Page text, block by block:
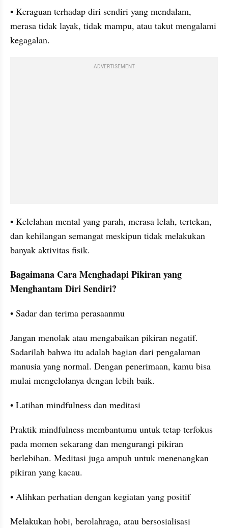
• Keraguan terhadap diri sendiri yang mendalam,
merasa tidak layak, tidak mampu, atau takut mengalami
kegagalan.
ADVERTISEMENT
• Kelelahan mental yang parah, merasa lelah, tertekan,
dan kehilangan semangat meskipun tidak melakukan
banyak aktivitas fisik.
Bagaimana Cara Menghadapi Pikiran yang
Menghantam Diri Sendiri?
• Sadar dan terima perasaanmu
Jangan menolak atau mengabaikan pikiran negatif.
Sadarilah bahwa itu adalah bagian dari pengalaman
manusia yang normal. Dengan penerimaan, kamu bisa
mulai mengelolanya dengan lebih baik.
• Latihan mindfulness dan meditasi
Praktik mindfulness membantumu untuk tetap terfokus
pada momen sekarang dan mengurangi pikiran
berlebihan. Meditasi juga ampuh untuk menenangkan
pikiran yang kacau.
• Alihkan perhatian dengan kegiatan yang positif
Melakukan hobi, berolahraga, atau bersosialisasi